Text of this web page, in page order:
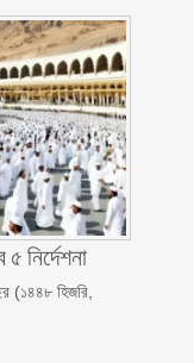
নির্দেশনা
(১৪৪৮ হিজরি,